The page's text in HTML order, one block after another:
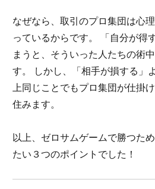
なぜなら、取引のプロ集団は心
っているからです。 「自分が得
まうと、そういった人たちの術
す。 しかし、「相手が損する」
上同じことでもプロ集団が仕掛
住みます。
以上、ゼロサムゲームで勝つた
たい３つのポイントでした！